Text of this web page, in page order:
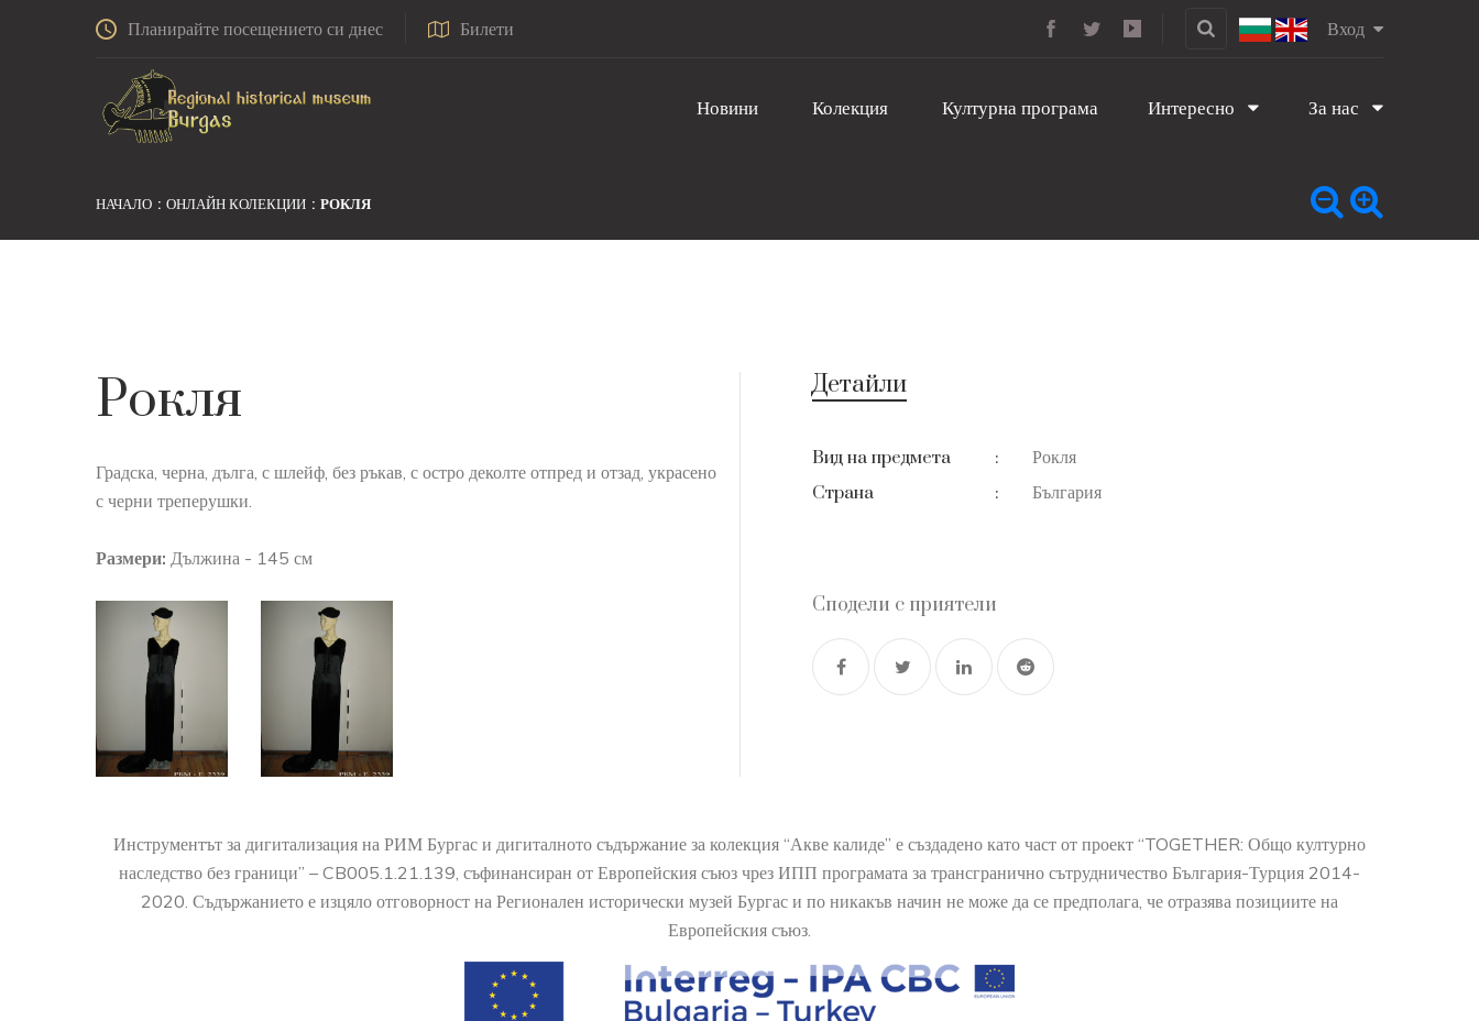
Планирайте посещението си днес Билети Вход
Новини Колекция Културна програма Интересно За нас
НАЧАЛО ОНЛАЙН КОЛЕКЦИИ РОКЛЯ
Рокля
Градска, черна, дълга, с шлейф, без ръкав, с остро деколте отпред и отзад, украсено
с черни треперушки.
Размери: Дължина - 145 см
Детайли
Вид на предмета :
Рокля
Страна
: България
Сподели с приятели
Инструментът за дигитализация на РИМ Бургас и дигиталното съдържание за колекция “Акве калиде” е създадено като част от проект “TOGETHER: Общо културно
наследство без граници” – CB005.1.21.139, съфинансиран от Европейския съюз чрез ИПП програмата за трансгранично сътрудничество България-Турция 2014-
2020. Съдържанието е изцяло отговорност на Регионален исторически музей Бургас и по никакъв начин не може да се предполага, че отразява позициите на
Европейския съюз.